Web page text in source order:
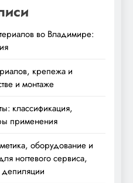
во Владимире:
крепежа и
и монтаже
классификация,
применения
оборудование и
ногтевого сервиса,